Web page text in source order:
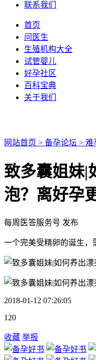
联系我们
首页
问医生
生殖机构大全
试管婴儿
好孕社区
百科宝典
关于我们
网站首页 > 备孕论坛 > 难
致多囊姐妹|
泡？离好孕
每周医答服务号 发布
一个完美受精卵的诞生，
2018-01-12 07:26:05
120
收藏 举报